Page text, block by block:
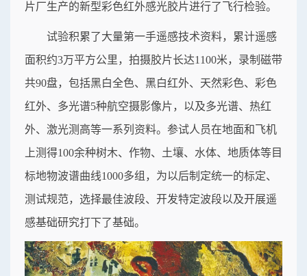
片厂生产的新型彩色红外感光胶片进行了飞行检验。
试验积累了大量第一手遥感技术资料，累计遥感
面积约3万平方公里，拍摄胶片长达1100米，录制磁带
共90盘，包括黑白全色、黑白红外、天然彩色、彩色
红外、多光谱5种航空摄影像片，以及多光谱、热红
外、激光测高等一系列资料。参试人员在地面和飞机
上测得100余种树木、作物、土壤、水体、地质体等目
标地物波谱曲线1000多组，为以后制定统一的标定、
测试规范，选择最佳波段、开发特定波段以及开展遥
感基础研究打下了基础。